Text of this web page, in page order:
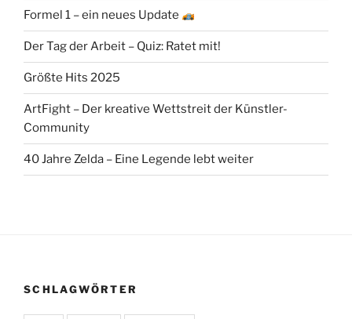
Formel 1 – ein neues Update
Der Tag der Arbeit – Quiz: Ratet mit!
Größte Hits 2025
ArtFight – Der kreative Wettstreit der Künstler-
Community
40 Jahre Zelda – Eine Legende lebt weiter
SCHLAGWÖRTER